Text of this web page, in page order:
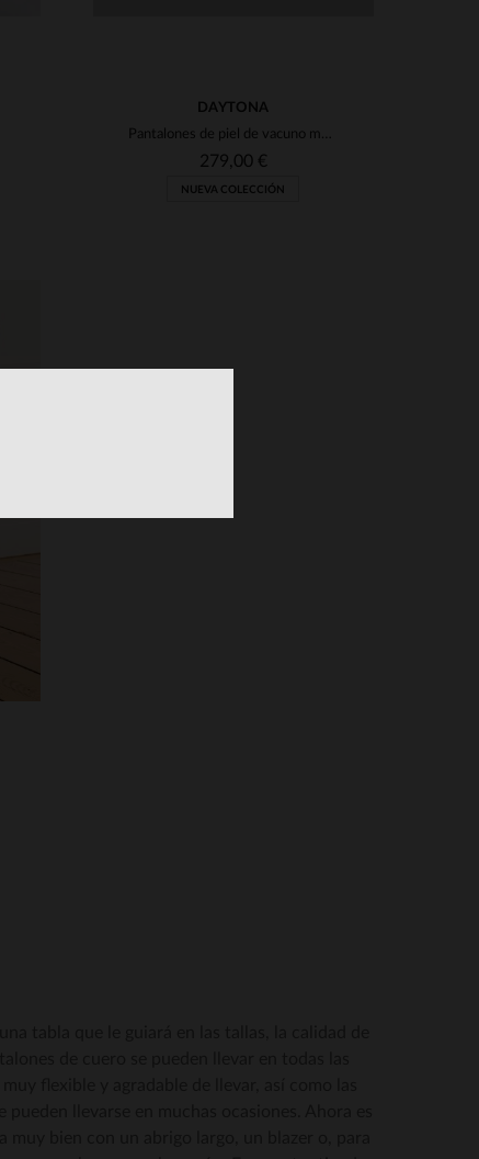
TALLAS DISPONIBLES
DAYTONA
Pantalones de piel de vacuno marrón para hombre
279,00 €
NUEVA COLECCIÓN